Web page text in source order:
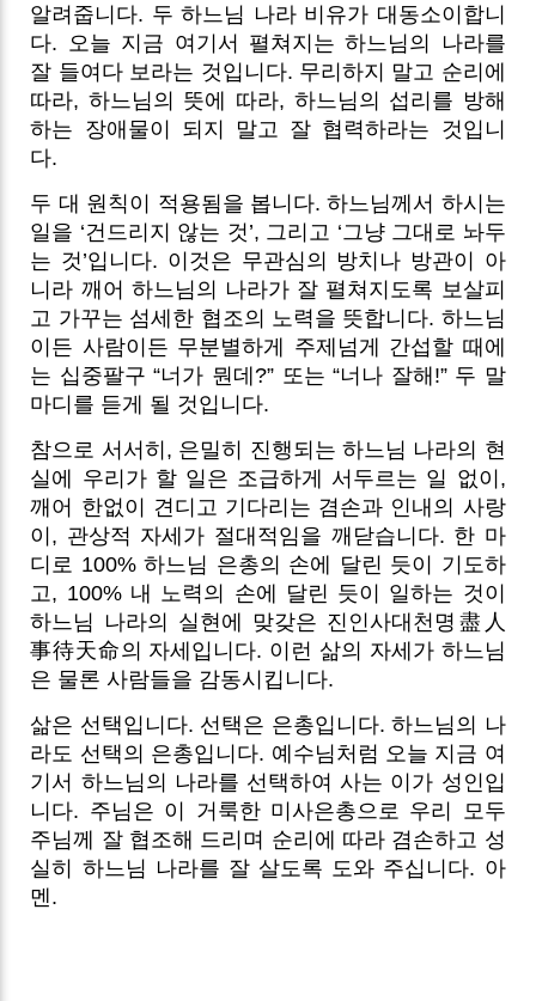
알려줍니다. 두 하느님 나라 비유가 대동소이합니
다. 오늘 지금 여기서 펼쳐지는 하느님의 나라를
잘 들여다 보라는 것입니다. 무리하지 말고 순리에
따라, 하느님의 뜻에 따라, 하느님의 섭리를 방해
하는 장애물이 되지 말고 잘 협력하라는 것입니
다.
두 대 원칙이 적용됨을 봅니다. 하느님께서 하시는
일을 ‘건드리지 않는 것’, 그리고 ‘그냥 그대로 놔두
는 것’입니다. 이것은 무관심의 방치나 방관이 아
니라 깨어 하느님의 나라가 잘 펼쳐지도록 보살피
고 가꾸는 섬세한 협조의 노력을 뜻합니다. 하느님
이든 사람이든 무분별하게 주제넘게 간섭할 때에
는 십중팔구 “너가 뭔데?” 또는 “너나 잘해!” 두 말
마디를 듣게 될 것입니다.
참으로 서서히, 은밀히 진행되는 하느님 나라의 현
실에 우리가 할 일은 조급하게 서두르는 일 없이,
깨어 한없이 견디고 기다리는 겸손과 인내의 사랑
이, 관상적 자세가 절대적임을 깨닫습니다. 한 마
디로 100% 하느님 은총의 손에 달린 듯이 기도하
고, 100% 내 노력의 손에 달린 듯이 일하는 것이
하느님 나라의 실현에 맞갖은 진인사대천명盡人
事待天命의 자세입니다. 이런 삶의 자세가 하느님
은 물론 사람들을 감동시킵니다.
삶은 선택입니다. 선택은 은총입니다. 하느님의 나
라도 선택의 은총입니다. 예수님처럼 오늘 지금 여
기서 하느님의 나라를 선택하여 사는 이가 성인입
니다. 주님은 이 거룩한 미사은총으로 우리 모두
주님께 잘 협조해 드리며 순리에 따라 겸손하고 성
실히 하느님 나라를 잘 살도록 도와 주십니다. 아
멘.